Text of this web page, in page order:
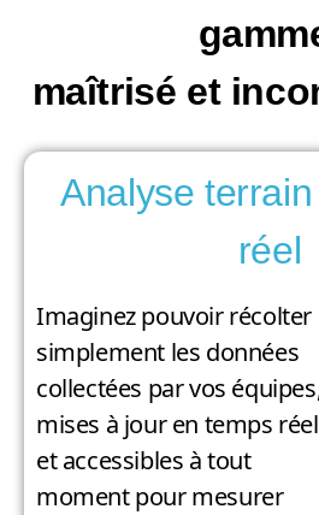
maîtrisé et
Analyse
réel
Imaginez pouvoir récolter
simplement les données
collectées par vos
mises à jour en temps réel
et accessibles à tout
moment pour mesurer